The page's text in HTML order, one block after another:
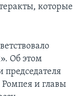
которые
Об этом
председателя
Ромпея и главы